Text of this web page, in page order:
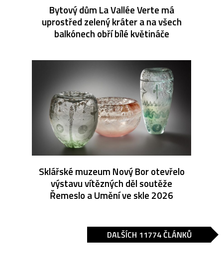
Bytový dům La Vallée Verte má
uprostřed zelený kráter a na všech
balkónech obří bílé květináče
Sklářské muzeum Nový Bor otevřelo
výstavu vítězných děl soutěže
Řemeslo a Umění ve skle 2026
DALŠÍCH 11774 ČLÁNKŮ